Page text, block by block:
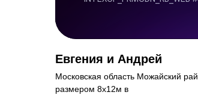
Евгения и Андрей
Московская область Можайский
размером 8х12м в